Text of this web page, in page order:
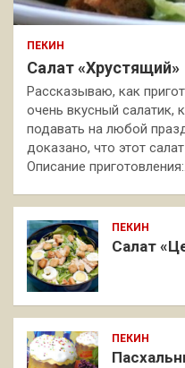
ПЕКИН
Салат «Хрустящий»
Рассказываю, как
очень вкусный
подавать на любой
доказано, что этот
Описание
ПЕКИН
Салат
ПЕКИН